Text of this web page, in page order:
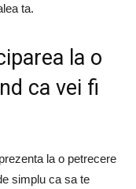
ta.
la o
ca vei fi
la o petrecere
simplu ca sa te